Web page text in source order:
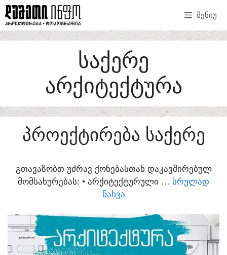
SKIP
TO
CONTENT
ᲛᲔᲜᲘᲣ
ᲡᲐᲥᲔᲠᲔ
ᲐᲠᲥᲘᲢᲔᲥᲢᲣᲠᲐ
ᲞᲠᲝᲔᲥᲢᲘᲠᲔᲑᲐ ᲡᲐᲥᲔᲠᲔ
ᲒᲗᲐᲕᲐᲖᲝᲑᲗ ᲣᲫᲠᲐᲕ ᲥᲝᲜᲔᲑᲐᲡᲗᲐᲜ ᲓᲐᲙᲐᲕᲨᲘᲠᲔᲑᲣᲚ
ᲛᲝᲛᲡᲐᲮᲣᲠᲔᲑᲐᲡ:​ • ᲐᲠᲥᲘᲢᲔᲥᲢᲣᲠᲣᲚᲘ … ᲡᲠᲣᲚᲐᲓ
ᲜᲐᲮᲕᲐ